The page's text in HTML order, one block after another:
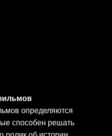
определяются
способен решать